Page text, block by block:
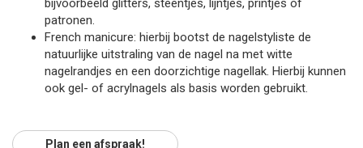
bijvoorbeeld glitters, steentjes, lijntjes, printjes of
patronen.
French manicure: hierbij bootst de nagelstyliste de
natuurlijke uitstraling van de nagel na met witte
nagelrandjes en een doorzichtige nagellak. Hierbij kunnen
ook gel- of acrylnagels als basis worden gebruikt.
Plan een afspraak!